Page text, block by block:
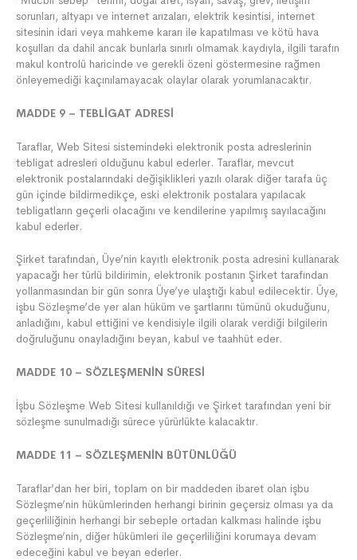
sorunları, altyapı ve internet arızaları, elektrik kesintisi, internet
sitesinin idari veya mahkeme kararı ile kapatılması ve kötü hava
koşulları da dahil ancak bunlarla sınırlı olmamak kaydıyla, ilgili tarafın
makul kontrolü haricinde ve gerekli özeni göstermesine rağmen
önleyemediği kaçınılamayacak olaylar olarak yorumlanacaktır.
MADDE 9 – TEBLİGAT ADRESİ
Taraflar, Web Sitesi sistemindeki elektronik posta adreslerinin
tebligat adresleri olduğunu kabul ederler. Taraflar, mevcut
elektronik postalarındaki değişiklikleri yazılı olarak diğer tarafa üç
gün içinde bildirmedikçe, eski elektronik postalara yapılacak
tebligatların geçerli olacağını ve kendilerine yapılmış sayılacağını
kabul ederler.
Şirket tarafından, Üye’nin kayıtlı elektronik posta adresini kullanarak
yapacağı her türlü bildirimin, elektronik postanın Şirket tarafından
yollanmasından bir gün sonra Üye’ye ulaştığı kabul edilecektir. Üye,
işbu Sözleşme’de yer alan hüküm ve şartlarını tümünü okuduğunu,
anladığını, kabul ettiğini ve kendisiyle ilgili olarak verdiği bilgilerin
doğruluğunu onayladığını beyan, kabul ve taahhüt eder.
MADDE 10 – SÖZLEŞMENİN SÜRESİ
İşbu Sözleşme Web Sitesi kullanıldığı ve Şirket tarafından yeni bir
sözleşme sunulmadığı sürece yürürlükte kalacaktır.
MADDE 11 – SÖZLEŞMENİN BÜTÜNLÜĞÜ
Taraflar’dan her biri, toplam on bir maddeden ibaret olan işbu
Sözleşme’nin hükümlerinden herhangi birinin geçersiz olması ya da
geçerliliğinin herhangi bir sebeple ortadan kalkması halinde işbu
Sözleşme’nin, diğer hükümleri ile geçerliliğini korumaya devam
edeceğini kabul ve beyan ederler.